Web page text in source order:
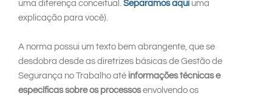
uma diferença conceitual. Separamos aqui uma
explicação para você).
A norma possui um texto bem abrangente, que se
desdobra desde as diretrizes básicas de Gestão de
Segurança no Trabalho até informações técnicas e
específicas sobre os processosenvolvendo os